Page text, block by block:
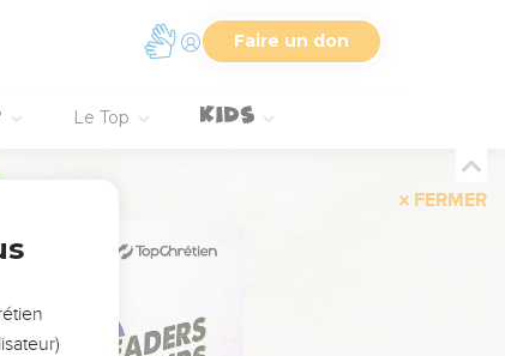
Faire un don
Le Top
FERMER